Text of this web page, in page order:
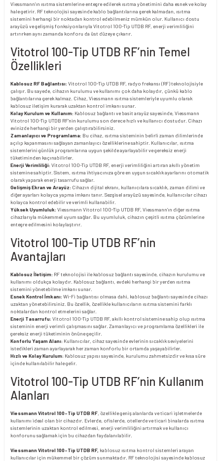
Viessmann’ın ısıtma sistemlerine entegre edilerek ısıtma yönetimini daha esnek ve kolay
hale getirir. RF teknolojisi sayesinde kablo bağlantılarına gerek kalmadan, ısıtma
sistemini herhangi bir noktadan kontrol edebilmeniz mümkün olur. Kullanıcı dostu
arayüzü ve gelişmiş fonksiyonlarıyla Vitotrol 100-Tip UTDB RF, enerji verimliliğini
artırırken aynı zamanda konforu da üst düzeye çıkarır.
Vitotrol 100-Tip UTDB RF’nin Temel
Özellikleri
Kablosuz RF Bağlantısı: Vitotrol 100-Tip UTDB RF, radyo frekansı (RF) teknolojisiyle
çalışır. Bu sayede, cihazın kurulumu ve kullanımı çok daha kolaydır, çünkü kablo
bağlantılarına gerek kalmaz. Cihaz, Viessmann ısıtma sistemleriyle uyumlu olarak
kablosuz iletişim kurarak uzaktan kontrol imkanı sunar.
Kolay Kurulum ve Kullanım: Kablosuz bağlantı ve basit arayüz sayesinde, Viessmann
Vitotrol 100-Tip UTDB RF’nin kurulumu son derece hızlı ve kullanıcı dostudur. Cihazı
evinizde herhangi bir yerden çalıştırabilirsiniz.
Zamanlayıcı ve Programlama: Bu cihaz, ısıtma sisteminin belirli zaman dilimlerinde
açılıp kapanmasını sağlayan zamanlayıcı özelliklerine sahiptir. Kullanıcılar, ısıtma
sistemlerini günlük programlarına uygun şekilde ayarlayabilir ve gereksiz enerji
tüketiminden kaçınabilirler.
Enerji Verimliliği: Vitotrol 100-Tip UTDB RF, enerji verimliliğini artıran akıllı yönetim
sistemine sahiptir. Sistem, ısıtma ihtiyacınıza göre en uygun sıcaklık ayarlarını otomatik
olarak yaparak enerji tasarrufu sağlar.
Gelişmiş Ekran ve Arayüz: Cihazın dijital ekranı, kullanıcılara sıcaklık, zaman dilimi ve
diğer ayarları kolayca yapma imkanı tanır. Sezgisel arayüzü sayesinde, kullanıcılar cihazı
kolayca kontrol edebilir ve verimli kullanabilir.
Yüksek Uyumluluk: Viessmann Vitotrol 100-Tip UTDB RF, Viessmann’ın diğer ısıtma
cihazlarıyla mükemmel uyum sağlar. Bu uyumluluk, cihazın çeşitli ısıtma çözümlerine
entegre edilmesini kolaylaştırır.
Vitotrol 100-Tip UTDB RF’nin
Avantajları
Kablosuz İletişim: RF teknolojisi ile kablosuz bağlantı sayesinde, cihazın kurulumu ve
kullanımı oldukça kolaydır. Kablosuz bağlantı, evdeki herhangi bir yerden ısıtma
sistemini yönetebilme imkanı sunar.
Esnek Kontrol İmkanı: Wi-Fi bağlantısı olmasa dahi, kablosuz bağlantı sayesinde cihazı
uzaktan yönetebilirsiniz. Bu özellik, özellikle kullanıcıların ısıtma sistemini farklı
noktalardan kontrol etmelerini sağlar.
Enerji Tasarrufu: Vitotrol 100-Tip UTDB RF, akıllı kontrol sistemine sahip olup ısıtma
sisteminin enerji verimli çalışmasını sağlar. Zamanlayıcı ve programlama özellikleri ile
gereksiz enerji tüketiminin önüne geçilir.
Konforlu Yaşam Alanı: Kullanıcılar, cihaz sayesinde evlerinin sıcaklık seviyelerini
istedikleri zaman ayarlayarak her zaman konforlu bir ortamda yaşayabilirler.
Hızlı ve Kolay Kurulum: Kablosuz yapısı sayesinde, kurulumu zahmetsizdir ve kısa süre
içinde kullanılabilir hale gelir.
Vitotrol 100-Tip UTDB RF’nin Kullanım
Alanları
Viessmann Vitotrol 100-Tip UTDB RF, özellikle geniş alanlarda ve ticari işletmelerde
kullanımı ideal olan bir cihazdır. Evlerde, ofislerde, otellerde ve ticari binalarda ısıtma
sistemlerinin uzaktan kontrol edilmesi, enerji verimliliğini artırmak ve kullanıcı
konforunu sağlamak için bu cihazdan faydalanılabilir.
Viessmann Vitotrol 100-Tip UTDB RF, kablosuz ısıtma kontrol sistemleri arayan
kullanıcılar için mükemmel bir çözüm sunmaktadır. RF teknolojisi sayesinde kablosuz